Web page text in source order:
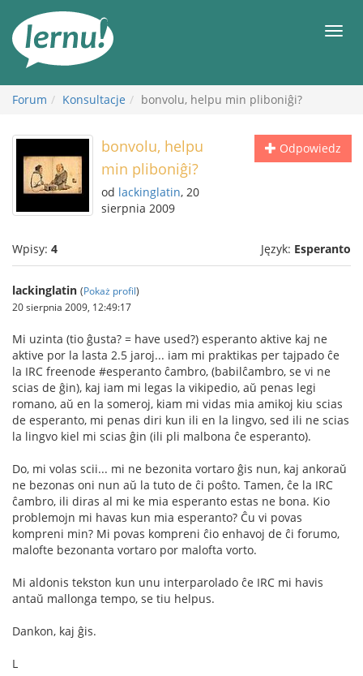
Forum Konsultacje bonvolu, helpu min pliboniĝi?
Odpowiedz
bonvolu, helpu
min pliboniĝi?
od lackinglatin, 20
sierpnia 2009
Wpisy: 4 Język: Esperanto
lackinglatin (Pokaż profil)
20 sierpnia 2009, 12:49:17
Mi uzinta (tio ĝusta? = have used?) esperanto aktive kaj ne
aktive por la lasta 2.5 jaroj... iam mi praktikas per tajpado ĉe
la IRC freenode #esperanto ĉambro, (babilĉambro, se vi ne
scias de ĝin), kaj iam mi legas la vikipedio, aŭ penas legi
romano, aŭ en la someroj, kiam mi vidas mia amikoj kiu scias
de esperanto, mi penas diri kun ili en la lingvo, sed ili ne scias
la lingvo kiel mi scias ĝin (ili pli malbona ĉe esperanto).
Do, mi volas scii... mi ne bezonita vortaro ĝis nun, kaj ankoraŭ
ne bezonas oni nun aŭ la tuto de ĉi poŝto. Tamen, ĉe la IRC
ĉambro, ili diras al mi ke mia esperanto estas ne bona. Kio
problemojn mi havas kun mia esperanto? Ĉu vi povas
kompreni min? Mi povas kompreni ĉio enhavoj de ĉi forumo,
malofte bezonanta vortaro por malofta vorto.
Mi aldonis tekston kun unu interparolado ĉe IRC mi havis
antaŭ mallonga tempo, se tiu helpus.
Dankon, kaj ĝis.
L